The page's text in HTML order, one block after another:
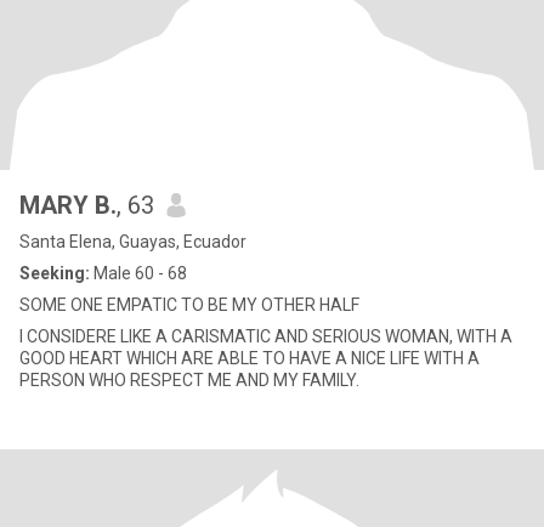
MARY B., 63
Santa Elena, Guayas, Ecuador
Seeking: Male 60 - 68
SOME ONE EMPATIC TO BE MY OTHER HALF
I CONSIDERE LIKE A CARISMATIC AND SERIOUS WOMAN, WITH A
GOOD HEART WHICH ARE ABLE TO HAVE A NICE LIFE WITH A
PERSON WHO RESPECT ME AND MY FAMILY.